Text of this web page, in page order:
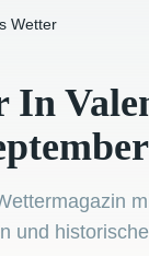
Wetter
In
und